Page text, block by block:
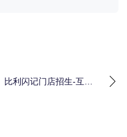
比利闪记门店招生-互联